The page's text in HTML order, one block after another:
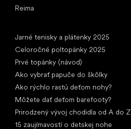
Reima
Jarné tenisky a plátenky 2025
Celoročné poltopánky 2025
Prvé topánky (návod)
Ako vybrať papuče do škôlky
Ako rýchlo rastú deťom nohy?
Môžete dať deťom barefooty?
Prirodzený vývoj chodidla od A do Z
15 zaujímavostí o detskej nohe